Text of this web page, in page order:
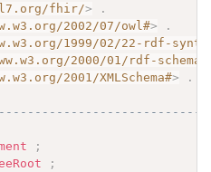
fhir/>
.
2002/07/owl#>
.
1999/02/22-rdf-
2000/01/rdf-schema#
2001/XMLSchema#> .
;
;